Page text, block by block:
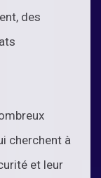
des
cherchent à
et leur